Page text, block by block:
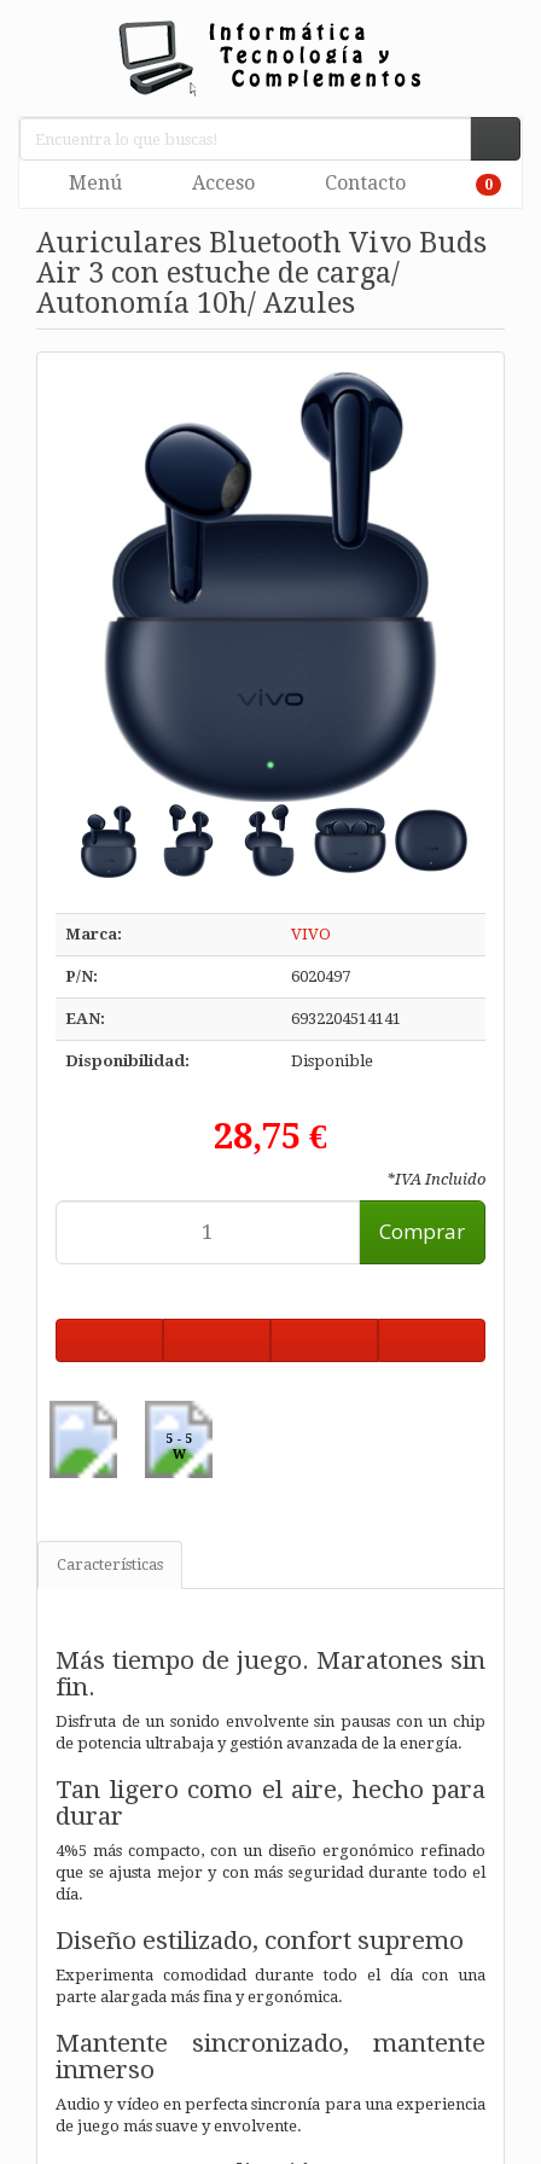
Menú Acceso Contacto 0
Auriculares Bluetooth Vivo Buds
Air 3 con estuche de carga/
Autonomía 10h/ Azules
Marca: VIVO
P/N: 6020497
EAN: 6932204514141
Disponibilidad: Disponible
28,75 €
*IVA Incluido
Comprar
5 - 5
W
Características
Más tiempo de juego. Maratones sin
fin.
Disfruta de un sonido envolvente sin pausas con un chip
de potencia ultrabaja y gestión avanzada de la energía.
Tan ligero como el aire, hecho para
durar
4%5 más compacto, con un diseño ergonómico refinado
que se ajusta mejor y con más seguridad durante todo el
día.
Diseño estilizado, confort supremo
Experimenta comodidad durante todo el día con una
parte alargada más fina y ergonómica.
Mantente sincronizado, mantente
inmerso
Audio y vídeo en perfecta sincronía para una experiencia
de juego más suave y envolvente.